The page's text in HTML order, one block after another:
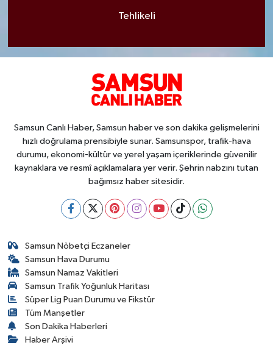
Tehlikeli
Samsun Canlı Haber, Samsun haber ve son dakika gelişmelerini
hızlı doğrulama prensibiyle sunar. Samsunspor, trafik-hava
durumu, ekonomi-kültür ve yerel yaşam içeriklerinde güvenilir
kaynaklara ve resmî açıklamalara yer verir. Şehrin nabzını tutan
bağımsız haber sitesidir.
Samsun Nöbetçi Eczaneler
Samsun Hava Durumu
Samsun Namaz Vakitleri
Samsun Trafik Yoğunluk Haritası
Süper Lig Puan Durumu ve Fikstür
Tüm Manşetler
Son Dakika Haberleri
Haber Arşivi